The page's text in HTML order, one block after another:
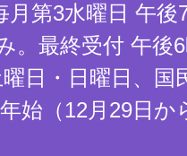
月第3水曜日 午後
。最終受付 午
日・日曜日、国
始（12月29日か